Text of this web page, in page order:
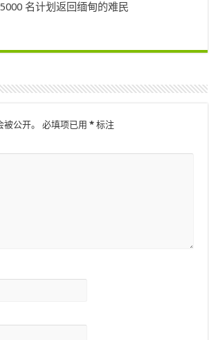
名计划返回缅甸的难民
公开。 必填项已用* 标注